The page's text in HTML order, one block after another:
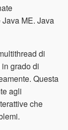
ME. Java
di
grado di
Questa
agli
che